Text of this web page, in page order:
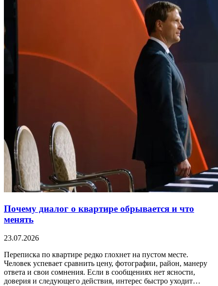
Почему диалог о квартире обрывается и что
менять
23.07.2026
Переписка по квартире редко глохнет на пустом месте.
Человек успевает сравнить цену, фотографии, район, манеру
ответа и свои сомнения. Если в сообщениях нет ясности,
доверия и следующего действия, интерес быстро уходит…